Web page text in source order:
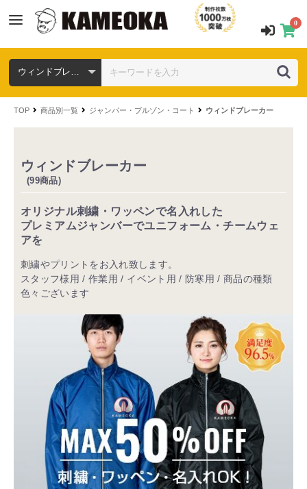
0
TOP 商品別一覧 ジャンパー・ブルゾン・コート ウィンドブレーカー
ウィンドブレーカー
(99商品)
オリジナル刺繍・ワッペンで名入れした
プレミアムジャンバーでユニフォーム・チームウェ
アを
刺繍やプリントをお入れ致します。
スタッフ様用 / 作業用 / イベント用 / 防寒用 / 商品の種類
色々ございます